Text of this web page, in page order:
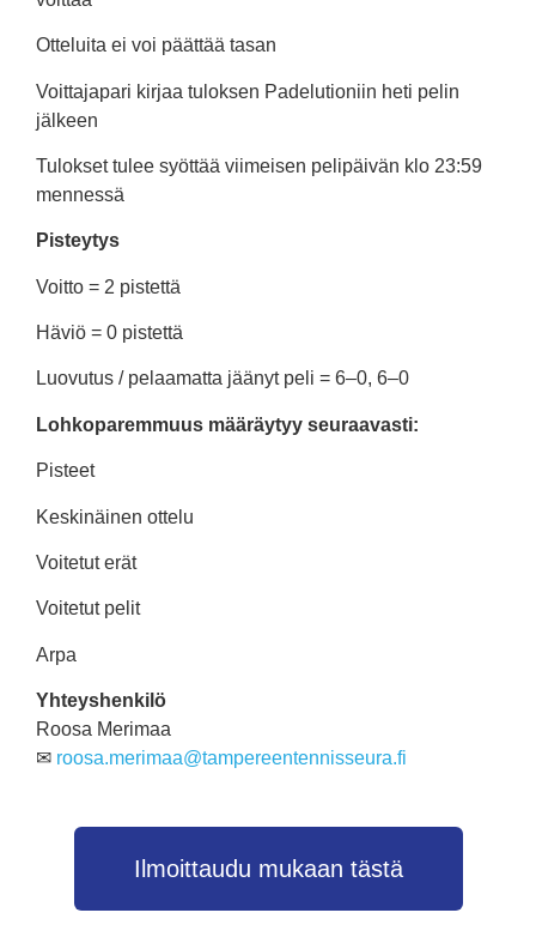
Otteluita ei voi päättää tasan
Voittajapari kirjaa tuloksen Padelutioniin heti pelin
jälkeen
Tulokset tulee syöttää viimeisen pelipäivän klo 23:59
mennessä
Pisteytys
Voitto = 2 pistettä
Häviö = 0 pistettä
Luovutus / pelaamatta jäänyt peli = 6–0, 6–0
Lohkoparemmuus määräytyy seuraavasti:
Pisteet
Keskinäinen ottelu
Voitetut erät
Voitetut pelit
Arpa
Yhteyshenkilö
Roosa Merimaa
✉ roosa.merimaa@tampereentennisseura.fi
Ilmoittaudu mukaan tästä